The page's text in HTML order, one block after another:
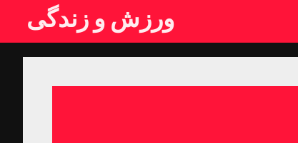
ورزش و زندگی